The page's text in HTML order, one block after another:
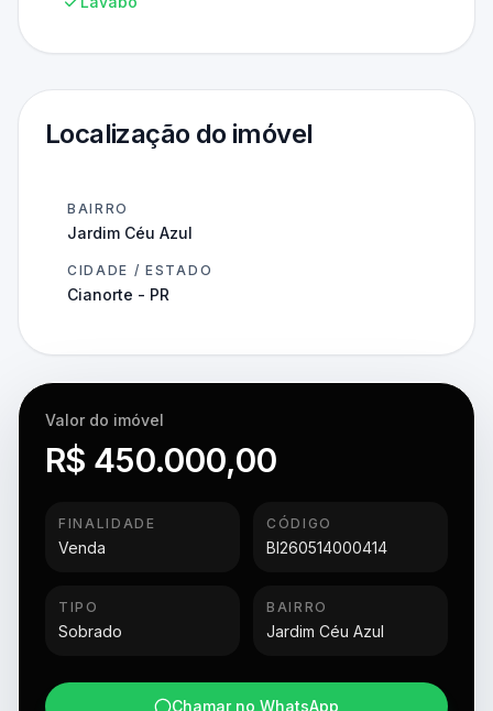
Localização do imóvel
BAIRRO
Jardim Céu Azul
CIDADE / ESTADO
Cianorte - PR
Valor do imóvel
R$ 450.000,00
FINALIDADE
Venda
CÓDIGO
BI260514000414
TIPO
Sobrado
BAIRRO
Jardim Céu Azul
Chamar no WhatsApp